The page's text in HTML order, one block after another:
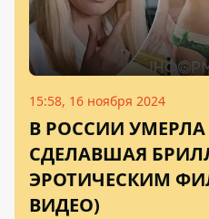
15:58, 16 ноября 2024
В РОССИИ
СДЕЛАВШАЯ
ЭРОТИЧЕСКИМ
ВИДЕО)